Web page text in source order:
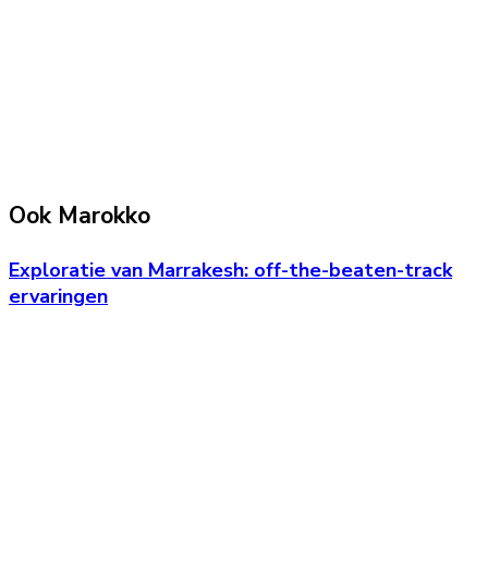
Ook Marokko
Exploratie van Marrakesh: off-the-beaten-track
ervaringen